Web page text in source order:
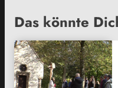
Das könnte